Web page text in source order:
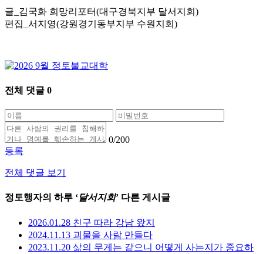
글_김국화 희망리포터(대구경북지부 달서지회)
편집_서지영(강원경기동부지부 수원지회)
전체 댓글 0
0/200
등록
전체 댓글 보기
정토행자의 하루 ‘달서지회’ 다른 게시글
2026.01.28 친구 따라 강남 왔지
2024.11.13 괴물을 사람 만들다
2023.11.20 삶의 무게는 같으니 어떻게 사는지가 중요하